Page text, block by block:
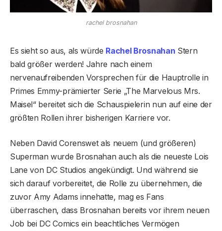
rachel brosnahan
Es sieht so aus, als würde Rachel Brosnahan Stern
bald größer werden! Jahre nach einem
nervenaufreibenden Vorsprechen für die Hauptrolle in
Primes Emmy-prämierter Serie „The Marvelous Mrs.
Maisel“ bereitet sich die Schauspielerin nun auf eine der
größten Rollen ihrer bisherigen Karriere vor.
Neben David Corenswet als neuem (und größeren)
Superman wurde Brosnahan auch als die neueste Lois
Lane von DC Studios angekündigt. Und während sie
sich darauf vorbereitet, die Rolle zu übernehmen, die
zuvor Amy Adams innehatte, mag es Fans
überraschen, dass Brosnahan bereits vor ihrem neuen
Job bei DC Comics ein beachtliches Vermögen